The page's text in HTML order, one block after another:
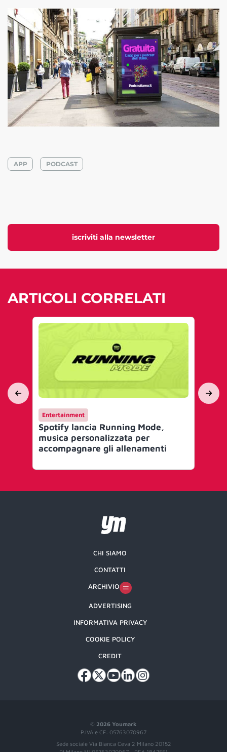
iscriviti alla newsletter
APP PODCAST
ARTICOLI CORRELATI
Entertainment
Spotify lancia Running Mode,
musica personalizzata per
accompagnare gli allenamenti
© 2026 Youmark
P.IVA e CF: 05763070967
Sede sociale Via Bianca Ceva 2 Milano 20152
CHI SIAMO
CONTATTI
ARCHIVIO
ADVERTISING
INFORMATIVA PRIVACY
COOKIE POLICY
CREDIT